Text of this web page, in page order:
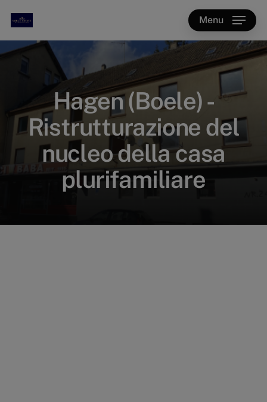
main
content
Menu
Hagen (Boele) -
Ristrutturazione del
nucleo della casa
plurifamiliare